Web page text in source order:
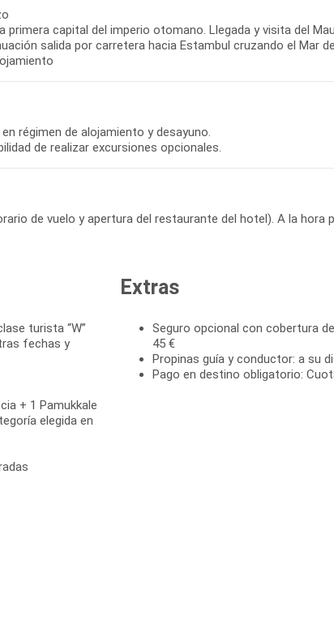
primera capital del imperio otomano. Llegada y visita del
salida por carretera hacia Estambul cruzando el Mar
régimen de alojamiento y desayuno.
de realizar excursiones opcionales.
de vuelo y apertura del restaurante del hotel). A la
turista “W”
fechas y
+ 1 Pamukkale
elegida en
Extras
Seguro opcional con cobertura
45 €
Propinas guía y conductor: a su
Pago en destino obligatorio: